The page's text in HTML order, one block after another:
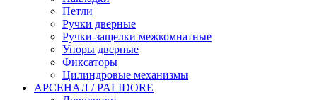
Петли
Ручки дверные
Ручки-защелки межкомнатные
Упоры дверные
Фиксаторы
Цилиндровые механизмы
АРСЕНАЛ / PALIDORE